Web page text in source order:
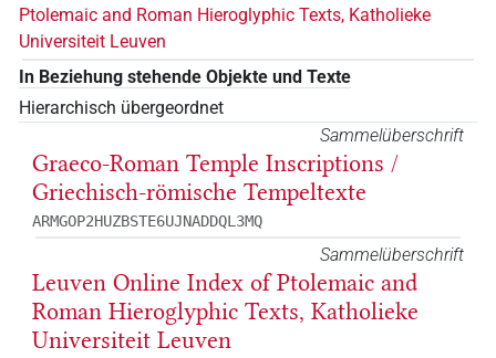
Ptolemaic and Roman Hieroglyphic Texts, Katholieke
Universiteit Leuven
In Beziehung stehende Objekte und Texte
Hierarchisch übergeordnet
Sammelüberschrift
Graeco-Roman Temple Inscriptions /
Griechisch-römische Tempeltexte
ARMGOP2HUZBSTE6UJNADDQL3MQ
Sammelüberschrift
Leuven Online Index of Ptolemaic and
Roman Hieroglyphic Texts, Katholieke
Universiteit Leuven